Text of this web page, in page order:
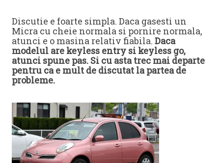
Discutie e foarte simpla. Daca gasesti un
Micra cu cheie normala si pornire normala,
atunci e o masina relativ fiabila. Daca
modelul are keyless entry si keyless go,
atunci spune pas. Si cu asta trec mai departe
pentru ca e mult de discutat la partea de
probleme.